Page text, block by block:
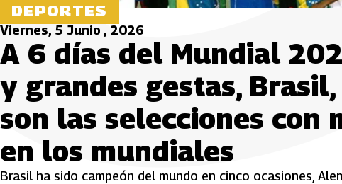
DEPORTES
Viernes, 5 Junio , 2026
A 6 días del Mundial
y grandes gestas,
son las selecciones con
en los mundiales
Brasil ha sido campeón del mundo en cinco ocasiones,